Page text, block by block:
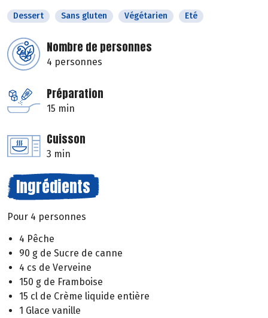
Dessert Sans gluten Végétarien Eté
Nombre de personnes
4 personnes
Préparation
15 min
Cuisson
3 min
Ingrédients
Pour 4 personnes
4 Pêche
90 g de Sucre de canne
4 cs de Verveine
150 g de Framboise
15 cl de Crème liquide entière
1 Glace vanille